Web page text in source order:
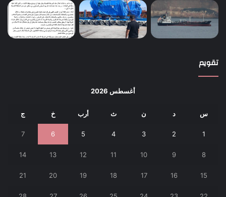
تقويم
أغسطس 2026
س د ن ث أرب خ ج
1
2
3
4
5
6
7
8
9
10
11
12
13
14
15
16
17
18
19
20
21